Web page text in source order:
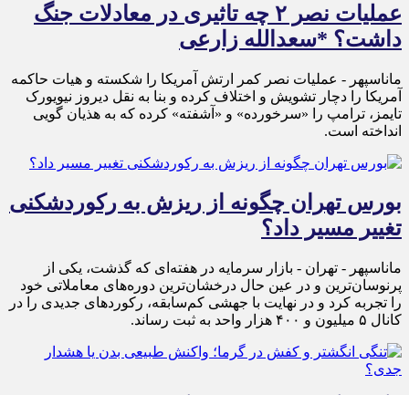
عملیات نصر ۲ چه تاثیری در معادلات جنگ
داشت؟ *سعدالله زارعی
ماناسپهر - عملیات نصر کمر ارتش آمریکا را شکسته و هیات حاکمه
آمریکا را دچار تشویش و اختلاف کرده و بنا به نقل دیروز نیویورک
تایمز، ترامپ را «سرخورده» و «آشفته» کرده که به هذیان گویی
انداخته است.
بورس تهران چگونه از ریزش به رکوردشکنی
تغییر مسیر داد؟
ماناسپهر - تهران - بازار سرمایه در هفته‌ای که گذشت، یکی از
پرنوسان‌ترین و در عین حال درخشان‌ترین دوره‌های معاملاتی خود
را تجربه کرد و در نهایت با جهشی کم‌سابقه، رکوردهای جدیدی را در
کانال ۵ میلیون و ۴۰۰ هزار واحد به ثبت رساند.